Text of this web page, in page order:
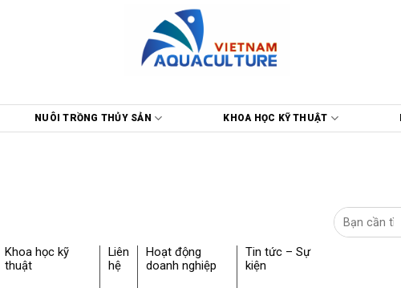
NUÔI TRỒNG THỦY SẢN KHOA HỌC KỸ THUẬT
Khoa học kỹ
thuật
Liên
hệ
Hoạt động
doanh nghiệp
Tin tức – Sự
kiện